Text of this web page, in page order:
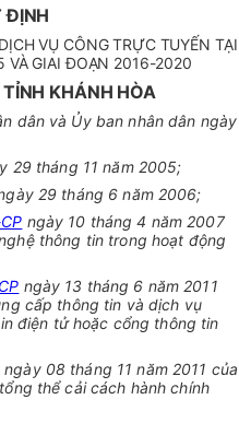
ĐỊNH
VỤ CÔNG TRỰC TUYẾN TẠI
VÀ GIAI ĐOẠN 2016-2020
KHÁNH HÒA
dân và Ủy ban nhân dân ngày
29 tháng 11 năm 2005;
29 tháng 6 năm 2006;
ngày 10 tháng 4 năm 2007
thông tin trong hoạt động
ngày 13 tháng 6 năm 2011
cấp thông tin và dịch vụ
điện tử hoặc cổng thông tin
08 tháng 11 năm 2011 của
thể cải cách hành chính